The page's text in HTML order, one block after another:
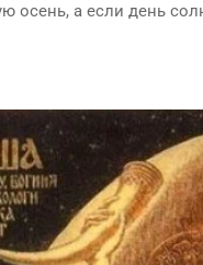
осень, а если день